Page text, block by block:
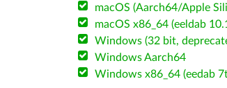
macOS (Aarch64/Apple
macOS x86_64 (eeldab
Windows (32 bit,
Windows Aarch64
Windows x86_64 (eedab